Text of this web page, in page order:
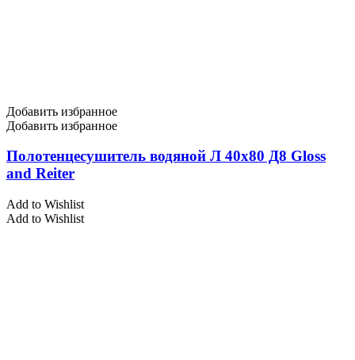
Добавить избранное
Добавить избранное
Полотенцесушитель водяной Л 40х80 Д8 Gloss
and Reiter
Add to Wishlist
Add to Wishlist